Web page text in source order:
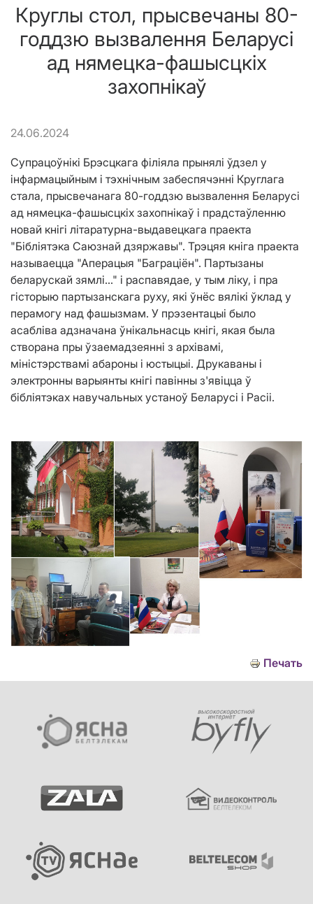
Круглы стол, прысвечаны 80-
годдзю вызвалення Беларусі
ад нямецка-фашысцкіх
захопнікаў
24.06.2024
Супрацоўнікі Брэсцкага філіяла прынялі ўдзел у
інфармацыйным і тэхнічным забеспячэнні Круглага
стала, прысвечанага 80-годдзю вызвалення Беларусі
ад нямецка-фашысцкіх захопнікаў і прадстаўленню
новай кнігі літаратурна-выдавецкага праекта
"Бібліятэка Саюзнай дзяржавы". Трэцяя кніга праекта
называецца "Аперацыя "Баграціён". Партызаны
беларускай зямлі..." і распавядае, у тым ліку, і пра
гісторыю партызанскага руху, які ўнёс вялікі ўклад у
перамогу над фашызмам. У прэзентацыі было
асабліва адзначана ўнікальнасць кнігі, якая была
створана пры ўзаемадзеянні з архівамі,
міністэрствамі абароны і юстыцыі. Друкаваны і
электронны варыянты кнігі павінны з'явіцца ў
бібліятэках навучальных устаноў Беларусі і Расіі.
Печать